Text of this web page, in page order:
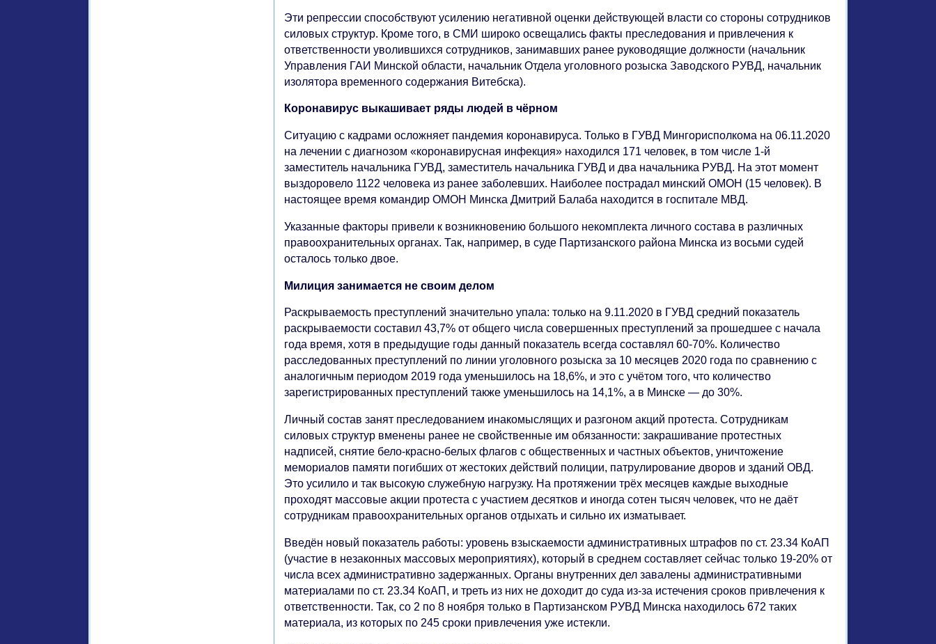
Эти репрессии способствуют усилению негативной оценки действующей власти со стороны сотрудников
силовых структур. Кроме того, в СМИ широко освещались факты преследования и привлечения к
ответственности уволившихся сотрудников, занимавших ранее руководящие должности (начальник
Управления ГАИ Минской области, начальник Отдела уголовного розыска Заводского РУВД, начальник
изолятора временного содержания Витебска).
Коронавирус выкашивает ряды людей в чёрном
Ситуацию с кадрами осложняет пандемия коронавируса. Только в ГУВД Мингорисполкома на 06.11.2020
на лечении с диагнозом «коронавирусная инфекция» находился 171 человек, в том числе 1-й
заместитель начальника ГУВД, заместитель начальника ГУВД и два начальника РУВД. На этот момент
выздоровело 1122 человека из ранее заболевших. Наиболее пострадал минский ОМОН (15 человек). В
настоящее время командир ОМОН Минска Дмитрий Балаба находится в госпитале МВД.
Указанные факторы привели к возникновению большого некомплекта личного состава в различных
правоохранительных органах. Так, например, в суде Партизанского района Минска из восьми судей
осталось только двое.
Милиция занимается не своим делом
Раскрываемость преступлений значительно упала: только на 9.11.2020 в ГУВД средний показатель
раскрываемости составил 43,7% от общего числа совершенных преступлений за прошедшее с начала
года время, хотя в предыдущие годы данный показатель всегда составлял 60-70%. Количество
расследованных преступлений по линии уголовного розыска за 10 месяцев 2020 года по сравнению с
аналогичным периодом 2019 года уменьшилось на 18,6%, и это с учётом того, что количество
зарегистрированных преступлений также уменьшилось на 14,1%, а в Минске — до 30%.
Личный состав занят преследованием инакомыслящих и разгоном акций протеста. Сотрудникам
силовых структур вменены ранее не свойственные им обязанности: закрашивание протестных
надписей, снятие бело-красно-белых флагов с общественных и частных объектов, уничтожение
мемориалов памяти погибших от жестоких действий полиции, патрулирование дворов и зданий ОВД.
Это усилило и так высокую служебную нагрузку. На протяжении трёх месяцев каждые выходные
проходят массовые акции протеста с участием десятков и иногда сотен тысяч человек, что не даёт
сотрудникам правоохранительных органов отдыхать и сильно их изматывает.
Введён новый показатель работы: уровень взыскаемости административных штрафов по ст. 23.34 КоАП
(участие в незаконных массовых мероприятиях), который в среднем составляет сейчас только 19-20% от
числа всех административно задержанных. Органы внутренних дел завалены административными
материалами по ст. 23.34 КоАП, и треть из них не доходит до суда из-за истечения сроков привлечения к
ответственности. Так, со 2 по 8 ноября только в Партизанском РУВД Минска находилось 672 таких
материала, из которых по 245 сроки привлечения уже истекли.